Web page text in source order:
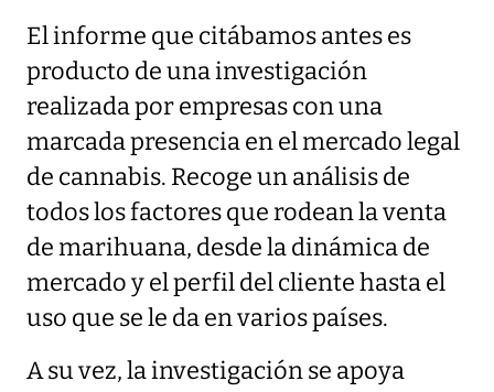
El informe que citábamos antes es
producto de una investigación
realizada por empresas con una
marcada presencia en el mercado legal
de cannabis. Recoge un análisis de
todos los factores que rodean la venta
de marihuana, desde la dinámica de
mercado y el perfil del cliente hasta el
uso que se le da en varios países.
A su vez, la investigación se apoya